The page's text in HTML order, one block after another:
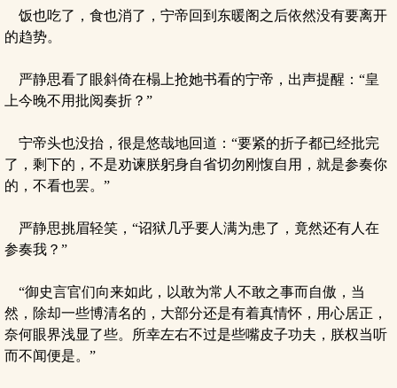
饭也吃了，食也消了，宁帝回到东暖阁之后依然没有要离开
的趋势。
严静思看了眼斜倚在榻上抢她书看的宁帝，出声提醒：“皇
上今晚不用批阅奏折？”
宁帝头也没抬，很是悠哉地回道：“要紧的折子都已经批完
了，剩下的，不是劝谏朕躬身自省切勿刚愎自用，就是参奏你
的，不看也罢。”
严静思挑眉轻笑，“诏狱几乎要人满为患了，竟然还有人在
参奏我？”
“御史言官们向来如此，以敢为常人不敢之事而自傲，当
然，除却一些博清名的，大部分还是有着真情怀，用心居正，
奈何眼界浅显了些。所幸左右不过是些嘴皮子功夫，朕权当听
而不闻便是。”